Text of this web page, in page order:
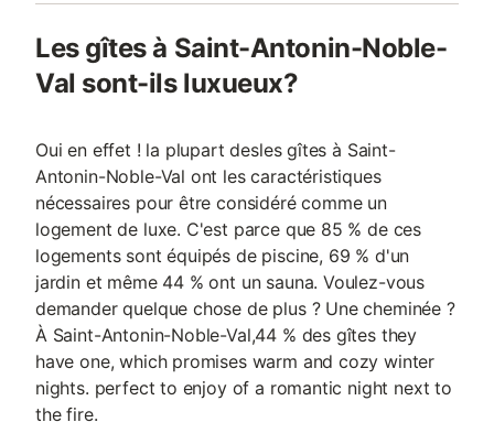
Les gîtes à Saint-Antonin-Noble-
Val sont-ils luxueux?
Oui en effet ! la plupart desles gîtes à Saint-
Antonin-Noble-Val ont les caractéristiques
nécessaires pour être considéré comme un
logement de luxe. C'est parce que 85 % de ces
logements sont équipés de piscine, 69 % d'un
jardin et même 44 % ont un sauna. Voulez-vous
demander quelque chose de plus ? Une cheminée ?
À Saint-Antonin-Noble-Val,44 % des gîtes they
have one, which promises warm and cozy winter
nights. perfect to enjoy of a romantic night next to
the fire.